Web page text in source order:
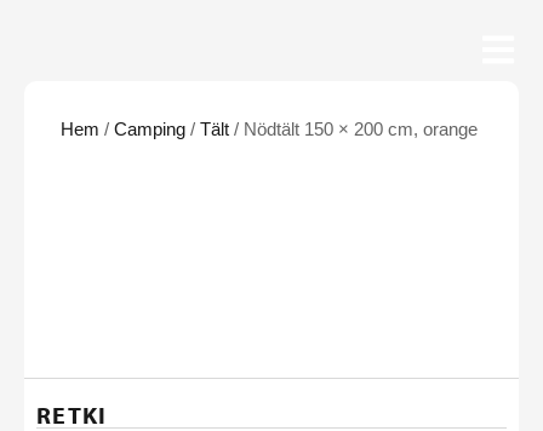
Hem / Camping / Tält / Nödtält 150 × 200 cm, orange
RETKI